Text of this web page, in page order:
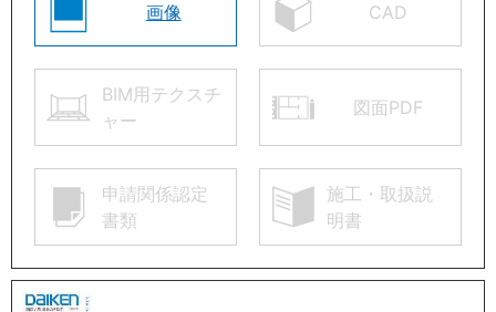
画像 CAD
BIM用テクスチ
ャー
図面PDF
申請関係認定
書類
施工・取扱説
明書